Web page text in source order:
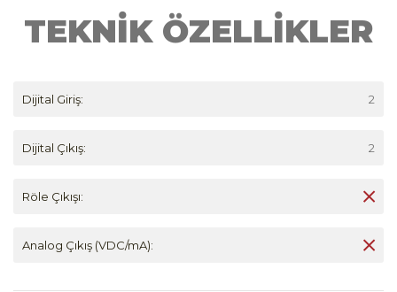
TEKNİK ÖZELLİKLER
Dijital Giriş: 2
Dijital Çıkış: 2
Röle Çıkışı:
Analog Çıkış (VDC/mA):